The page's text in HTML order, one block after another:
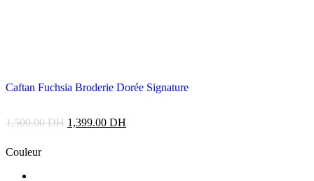
Caftan Fuchsia Broderie Dorée Signature
1,500.00DH 1,399.00 DH
Couleur